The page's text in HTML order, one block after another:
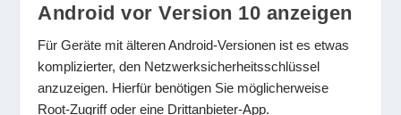
Android vor Version 10 anzeigen
Für Geräte mit älteren Android-Versionen ist es etwas
komplizierter, den Netzwerksicherheitsschlüssel
anzuzeigen. Hierfür benötigen Sie möglicherweise
Root-Zugriff oder eine Drittanbieter-App.